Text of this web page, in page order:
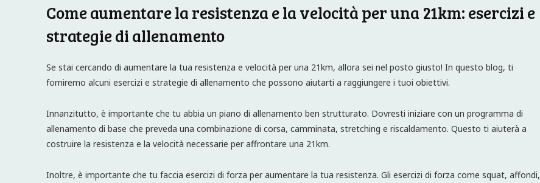
Come aumentare la resistenza e la velocità per una 21km: esercizi e
strategie di allenamento
Se stai cercando di aumentare la tua resistenza e velocità per una 21km, allora sei nel posto giusto! In questo blog, ti
forniremo alcuni esercizi e strategie di allenamento che possono aiutarti a raggiungere i tuoi obiettivi.
Innanzitutto, è importante che tu abbia un piano di allenamento ben strutturato. Dovresti iniziare con un programma di
allenamento di base che preveda una combinazione di corsa, camminata, stretching e riscaldamento. Questo ti aiuterà a
costruire la resistenza e la velocità necessarie per affrontare una 21km.
Inoltre, è importante che tu faccia esercizi di forza per aumentare la tua resistenza. Gli esercizi di forza come squat, affondi,